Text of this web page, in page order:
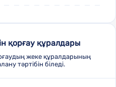
қорғау құралдары
жеке құралдарының
тәртібін біледі.